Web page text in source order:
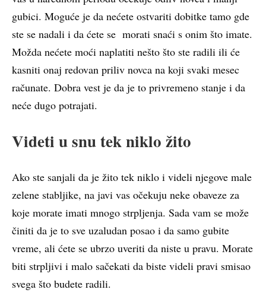
gubici. Moguće je da nećete ostvariti dobitke tamo gde
ste se nadali i da ćete se morati snaći s onim što imate.
Možda nećete moći naplatiti nešto što ste radili ili će
kasniti onaj redovan priliv novca na koji svaki mesec
računate. Dobra vest je da je to privremeno stanje i da
neće dugo potrajati.
Videti u snu tek niklo žito
Ako ste sanjali da je žito tek niklo i videli njegove male
zelene stabljike, na javi vas očekuju neke obaveze za
koje morate imati mnogo strpljenja. Sada vam se može
činiti da je to sve uzaludan posao i da samo gubite
vreme, ali ćete se ubrzo uveriti da niste u pravu. Morate
biti strpljivi i malo sačekati da biste videli pravi smisao
svega što budete radili.